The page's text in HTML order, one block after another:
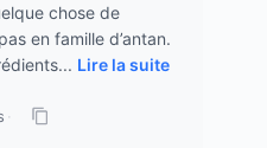
chose de
en famille d’antan.
Lire la suite
·